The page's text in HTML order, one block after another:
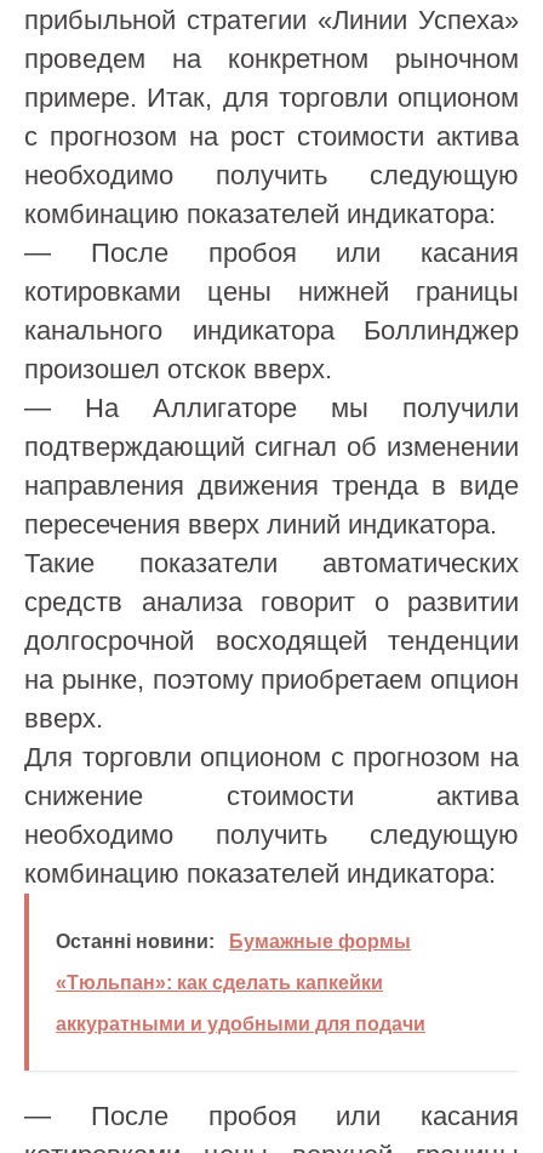
прибыльной стратегии «Линии Успеха»
проведем на конкретном рыночном
примере. Итак, для торговли опционом
с прогнозом на рост стоимости актива
необходимо получить следующую
комбинацию показателей индикатора:
— После пробоя или касания
котировками цены нижней границы
канального индикатора Боллинджер
произошел отскок вверх.
— На Аллигаторе мы получили
подтверждающий сигнал об изменении
направления движения тренда в виде
пересечения вверх линий индикатора.
Такие показатели автоматических
средств анализа говорит о развитии
долгосрочной восходящей тенденции
на рынке, поэтому приобретаем опцион
вверх.
Для торговли опционом с прогнозом на
снижение стоимости актива
необходимо получить следующую
комбинацию показателей индикатора:
Останні новини:
Бумажные формы
«Тюльпан»: как сделать капкейки
аккуратными и удобными для подачи
— После пробоя или касания